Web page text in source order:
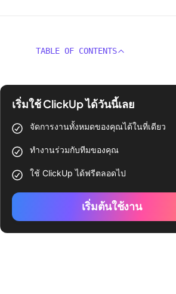
TABLE OF CONTENTS
เริ่มใช้ ClickUp ได้วันนี้เลย
จัดการงานทั้งหมดของคุณได้ในที่เดียว
ทำงานร่วมกับทีมของคุณ
ใช้ ClickUp ได้ฟรีตลอดไป
เริ่มต้นใช้งาน